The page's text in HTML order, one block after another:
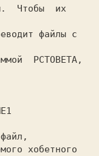
Чтобы  их
файлы с
PCTOBETA,
хобетного